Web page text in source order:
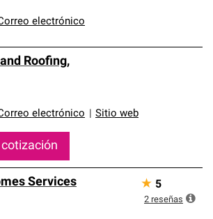
electrónico
Roofing,
electrónico Sitio web
Services
★ 5
2 reseñas